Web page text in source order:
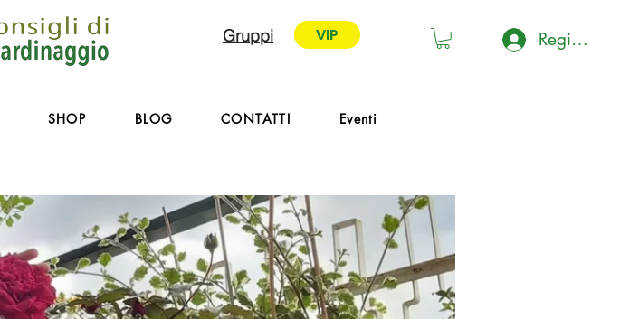
Gruppi
VIP
VIP
Registrati
SHOP BLOG CONTATTI Eventi